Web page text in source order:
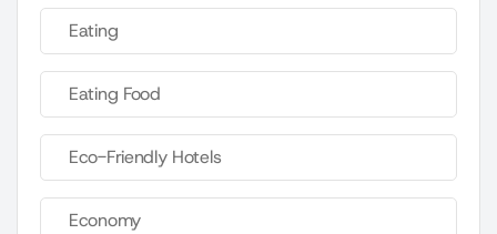
Eating
Eating Food
Eco-Friendly Hotels
Economy